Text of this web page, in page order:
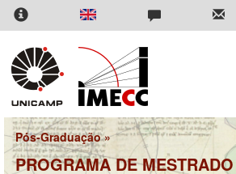
Pular
para
conteúdo
principal
Pós-Graduação»
PROGRAMA DE MESTRADO